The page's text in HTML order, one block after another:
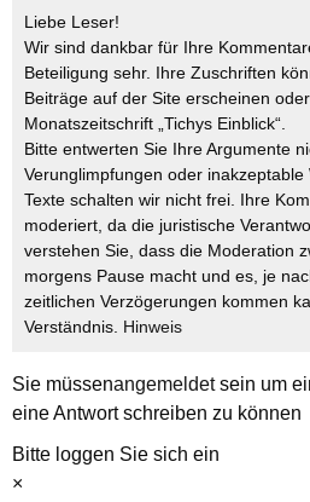
Liebe Leser!
Wir sind dankbar für Ihre
Beteiligung sehr. Ihre Zuschriften
Beiträge auf der Site erscheinen
Monatszeitschrift „Tichys Einblick“.
Bitte entwerten Sie Ihre Argumente
Verunglimpfungen oder
Texte schalten wir nicht frei. Ihre
moderiert, da die juristische
verstehen Sie, dass die Moderation
morgens Pause macht und es, je
zeitlichen Verzögerungen kommen
Verständnis. Hinweis
Sie müssenangemeldetsein um
eine Antwort schreiben zu können
Bitte loggen Sie sich ein
×